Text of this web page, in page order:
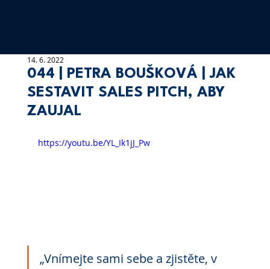
044 | PETRA BOUŠKOVÁ | JAK
SESTAVIT SALES PITCH, ABY
ZAUJAL
14. 6. 2022
https://youtu.be/YL_Ik1jJ_Pw
„Vnímejte sami sebe a zjistěte, v